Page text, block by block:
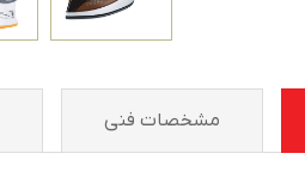
مشخصات فنی